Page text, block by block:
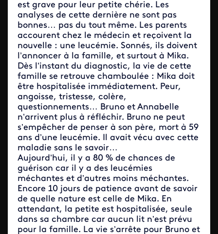
est grave pour leur petite chérie. Les
analyses de cette dernière ne sont pas
bonnes… pas du tout même. Les parents
accourent chez le médecin et reçoivent la
nouvelle : une leucémie. Sonnés, ils doivent
l’annoncer à la famille, et surtout à Mika.
Dès l’instant du diagnostic, la vie de cette
famille se retrouve chamboulée : Mika doit
être hospitalisée immédiatement. Peur,
angoisse, tristesse, colère,
questionnements… Bruno et Annabelle
n’arrivent plus à réfléchir. Bruno ne peut
s’empêcher de penser à son père, mort à 59
ans d’une leucémie. Il avait vécu avec cette
maladie sans le savoir…
Aujourd’hui, il y a 80 % de chances de
guérison car il y a des leucémies
méchantes et d’autres moins méchantes.
Encore 10 jours de patience avant de savoir
de quelle nature est celle de Mika. En
attendant, la petite est hospitalisée, seule
dans sa chambre car aucun lit n’est prévu
pour la famille. La vie s’arrête pour Bruno et